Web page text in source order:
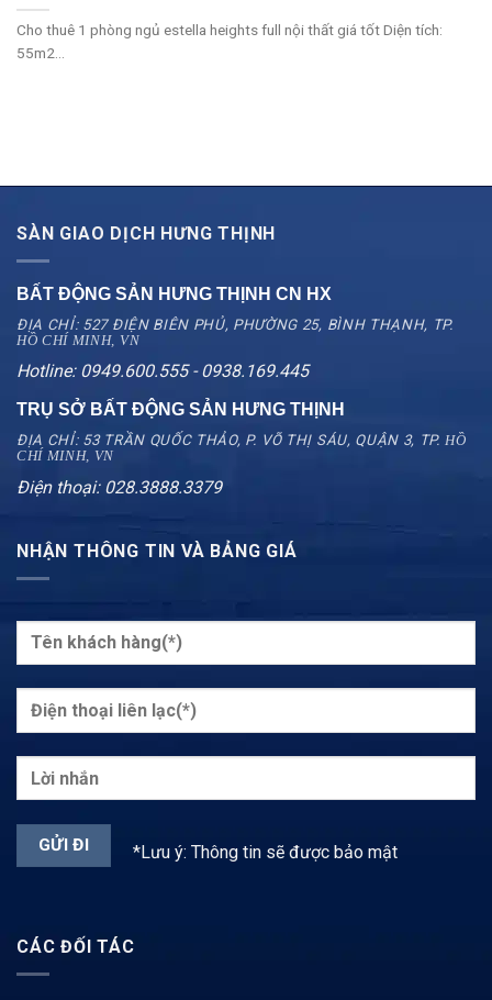
Cho thuê 1 phòng ngủ estella heights full nội thất giá tốt Diện tích:
55m2...
SÀN GIAO DỊCH HƯNG THỊNH
BẤT ĐỘNG SẢN HƯNG THỊNH CN HX
ĐỊA CHỈ: 527 ĐIỆN BIÊN PHỦ, PHƯỜNG 25, BÌNH THẠNH, TP.
HỒ CHÍ MINH, VN
Hotline: 0949.600.555 - 0938.169.445
TRỤ SỞ BẤT ĐỘNG SẢN HƯNG THỊNH
ĐỊA CHỈ: 53 TRẦN QUỐC THẢO, P. VÕ THỊ SÁU, QUẬN 3, TP.HỒ
CHÍ MINH, VN
Điện thoại: 028.3888.3379
NHẬN THÔNG TIN VÀ BẢNG GIÁ
*Lưu ý: Thông tin sẽ được bảo mật
CÁC ĐỐI TÁC